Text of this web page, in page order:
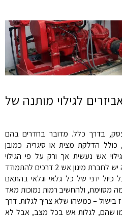
אביזרים לגילוי מותנה של
בדרך כלל. מדובר בחדרים בהם
כולל הדלקת מצית או סיגריה. כמובן
אש נעשית אך ורק על פי הגילוי
המותנה ולא המוחלט. בגילוי מותנה יש לחברת מיגון אש 2 דרכים להתמודד
ידני של כל גלאי וגלאי בהתאם
מסוימת, ולהחשיב רמות נמוכות מאד
בישול – כמשהו שלא צריך לגלות. דרך
שהם, לגלות אש בכל מצב, אבל לא